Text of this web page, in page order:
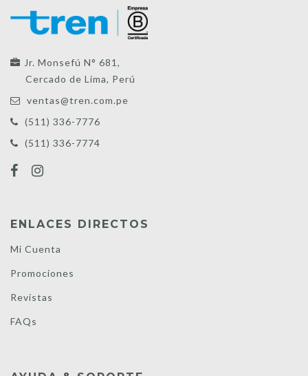
Jr. Monsefú N° 681,
Cercado de Lima, Perú
ventas@tren.com.pe
(511) 336-7776
(511) 336-7774
ENLACES DIRECTOS
Mi Cuenta
Promociones
Revistas
FAQs